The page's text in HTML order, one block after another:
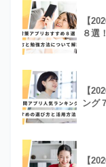
【
８選
【
ング
【